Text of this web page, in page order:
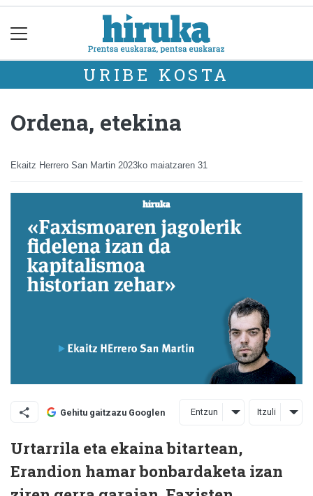
URIBE KOSTA
Ordena, etekina
Ekaitz Herrero San Martin 2023ko maiatzaren 31
Gehitu gaitzazu Googlen Entzun Itzuli
Urtarrila eta ekaina bitartean,
Erandion hamar bonbardaketa izan